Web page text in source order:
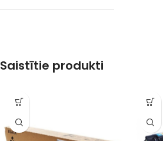
Saistītie produkti